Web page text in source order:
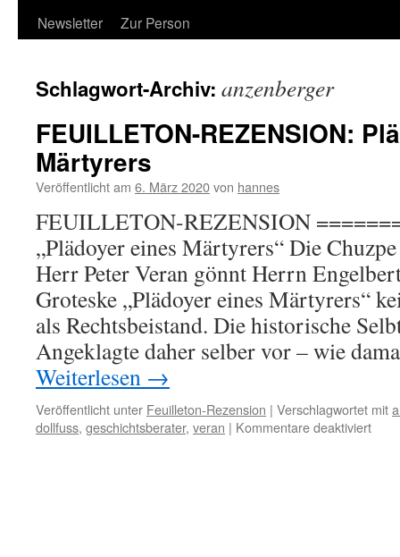
Newsletter
Zur Person
Schlagwort-Archiv: anzenberger
FEUILLETON-REZENSION:
Märtyrers
Veröffentlicht am 6. März 2020von hannes
FEUILLETON-REZENSION
„Plädoyer eines Märtyrers“ Die
Herr Peter Veran gönnt Herrn
Groteske „Plädoyer eines Märtyrers“
als Rechtsbeistand. Die historische
Angeklagte daher selber vor – wie
Weiterlesen →
Veröffentlicht unter Feuilleton-Rezension | Verschlagwortet mit
dollfuss, geschichtsberater, veran | Kommentare deaktiviertfür